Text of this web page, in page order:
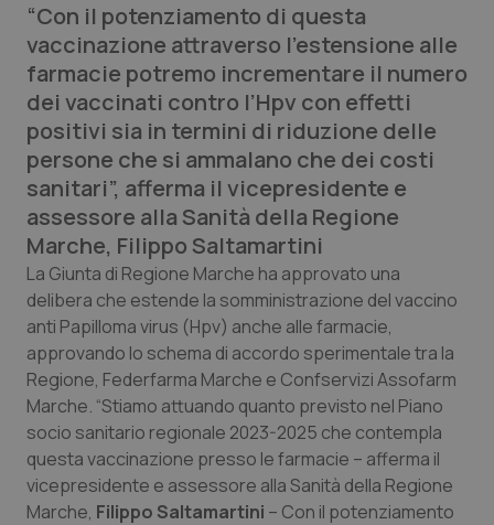
Lettere al direttore
Edizioni Regionali
QS Pro
Professionisti Sanitari.AI
Abruzzo
Basilicata
Calabria
Campania
Emilia-Romagna
QS Pro Gold
Artrite & artrosi
Asma & BPCO
Car-T
Colesterolo & coronaropatie
QS Club Newsletter
“Con il potenziamento di questa
vaccinazione attraverso l’estensione alle
farmacie potremo incrementare il numero
dei vaccinati contro l’Hpv con effetti
positivi sia in termini di riduzione delle
persone che si ammalano che dei costi
sanitari”, afferma il vicepresidente e
assessore alla Sanità della Regione
Marche, Filippo Saltamartini
La Giunta di Regione Marche ha approvato una
delibera che estende la somministrazione del vaccino
anti Papilloma virus (Hpv) anche alle farmacie,
approvando lo schema di accordo sperimentale tra la
Regione, Federfarma Marche e Confservizi Assofarm
Marche. “Stiamo attuando quanto previsto nel Piano
socio sanitario regionale 2023-2025 che contempla
questa vaccinazione presso le farmacie – afferma il
vicepresidente e assessore alla Sanità della Regione
Marche, Filippo Saltamartini – Con il potenziamento